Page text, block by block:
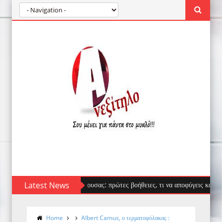
Latest News
Τσίμπημα μέδουσας: πρώτες βοήθειες, τι να αποφύγεις και πότε
Home
Albert Camus, ο τερματοφύλακας :